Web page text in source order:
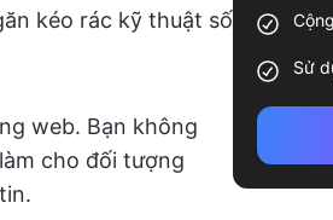
kéo rác kỹ thuật số
web. Bạn không
cho đối tượng
Sử